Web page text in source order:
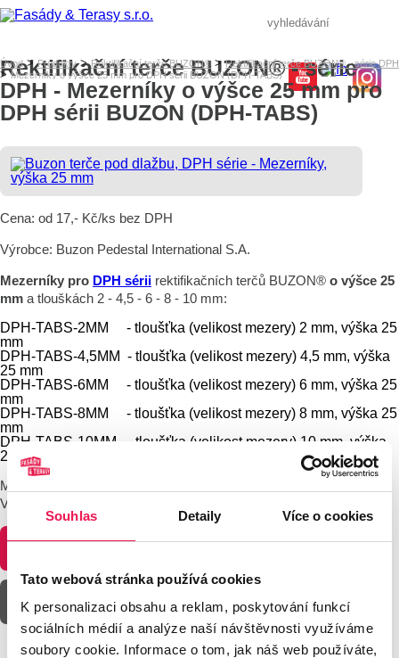
Souhlas Detaily Více o cookies
Tato webová stránka používá cookies
K personalizaci obsahu a reklam, poskytování funkcí
sociálních médií a analýze naší návštěvnosti využíváme
soubory cookie. Informace o tom, jak náš web používáte,
Úvod>Produkty>Rektifikační terče BUZON® >Rektifikační terče BUZON® - série DPH
>Mezerníky o výšce 25 mm pro DPH sérii BUZON (DPH-TABS)
Rektifikační terče BUZON® - série
DPH - Mezerníky o výšce 25 mm pro
DPH sérii BUZON (DPH-TABS)
Cena: od 17,- Kč/ks bez DPH
Výrobce: Buzon Pedestal International S.A.
Mezerníky pro DPH sérii rektifikačních terčů BUZON® o výšce 25
mm a tlouškách 2 - 4,5 - 6 - 8 - 10 mm:
DPH-TABS-2MM - tloušťka (velikost mezery) 2 mm, výška 25
mm
DPH-TABS-4,5MM - tloušťka (velikost mezery) 4,5 mm, výška
25 mm
DPH-TABS-6MM
- tloušťka (velikost mezery) 6 mm, výška 25
mm
DPH-TABS-8MM
- tloušťka (velikost mezery) 8 mm, výška 25
mm
DPH-TABS-10MM
- tloušťka (velikost mezery) 10 mm, výška
25 mm
Mezerníky mají kruhový půdorys a vkládají se do hlavy terče.
Vymezují mezeru mezi díly dlažby.
POPTÁVKA
CENÍK & KATALOG